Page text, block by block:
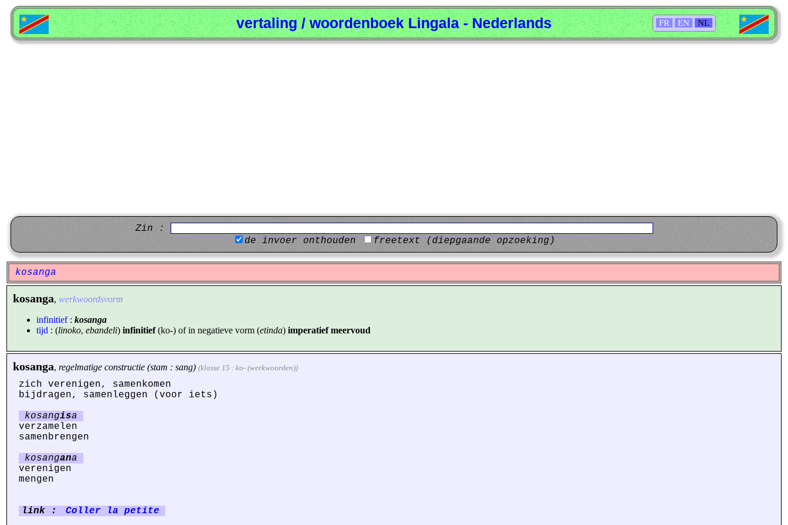
FR EN NL
vertaling / woordenboek Lingala - Nederlands
Zin :
de invoer onthouden
freetext (diepgaande opzoeking)
kosanga
kosanga, werkwoordsvorm
infinitief: kosanga
tijd : (linoko, ebandeli) infinitief(ko-) of in negatieve vorm (etinda) imperatief meervoud
kosanga, regelmatige constructie (stam : sang) (klasse 15 : ko- (werkwoorden))
zich verenigen, samenkomen
bijdragen, samenleggen (voor iets)
kosangisa
verzamelen
samenbrengen
kosangana
verenigen
mengen
link : Coller la petite